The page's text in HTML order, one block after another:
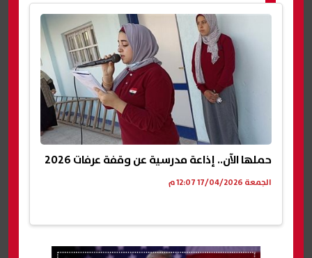
حملها الآن.. إذاعة مدرسية عن وقفة عرفات 2026
الجمعة 17/04/2026 12:07 م